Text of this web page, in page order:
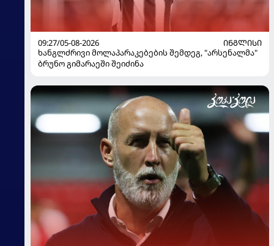
09:27/05-08-2026
ᲘᲜᲒᲚᲘᲡᲘ
ხანგლძრივი მოლაპარაკებების შემდეგ, "არსენალმა"
ბრუნო გიმარაეში შეიძინა